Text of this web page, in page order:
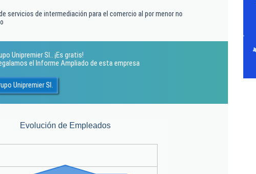
servicios de intermediación para el comercio al por menor no
Unipremier Sl.. ¡Es gratis!
el Informe Ampliado de esta empresa
Unipremier Sl.
Evolución de Empleados